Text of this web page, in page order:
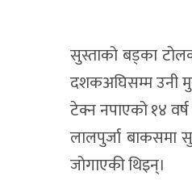
सुस्ताको बड्का
दशकअघिसम्म उनी
टेक्न नपाएको १४
लालपुर्जा बाकसमा
जोगाएकी थिइन्।